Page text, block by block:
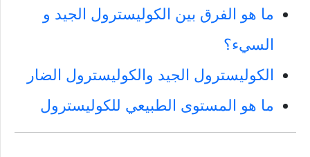
ما هو الفرق بين الكوليسترول الجيد و
السيء؟
الكوليسترول الجيد والكوليسترول الضار
ما هو المستوى الطبيعي للكوليسترول